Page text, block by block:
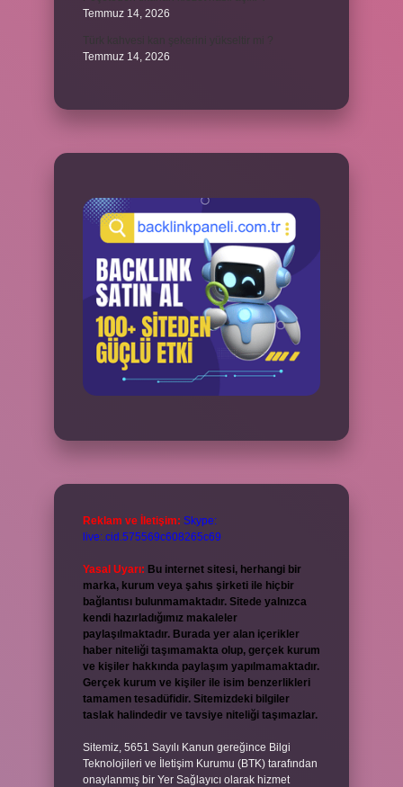
Temmuz 14, 2026
Temmuz 14, 2026
Reklam ve İletişim: Skype:
live:.cid.575569c608265c69
Yasal Uyarı: Bu internet sitesi, herhangi bir
marka, kurum veya şahıs şirketi ile hiçbir
bağlantısı bulunmamaktadır. Sitede yalnızca
kendi hazırladığımız makaleler
paylaşılmaktadır. Burada yer alan içerikler
haber niteliği taşımamakta olup, gerçek kurum
ve kişiler hakkında paylaşım yapılmamaktadır.
Gerçek kurum ve kişiler ile isim benzerlikleri
tamamen tesadüfidir. Sitemizdeki bilgiler
taslak halindedir ve tavsiye niteliği taşımazlar.
Sitemiz, 5651 Sayılı Kanun gereğince Bilgi
Teknolojileri ve İletişim Kurumu (BTK) tarafından
onaylanmış bir Yer Sağlayıcı olarak hizmet